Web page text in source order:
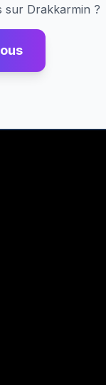
sur Drakkarmin ?